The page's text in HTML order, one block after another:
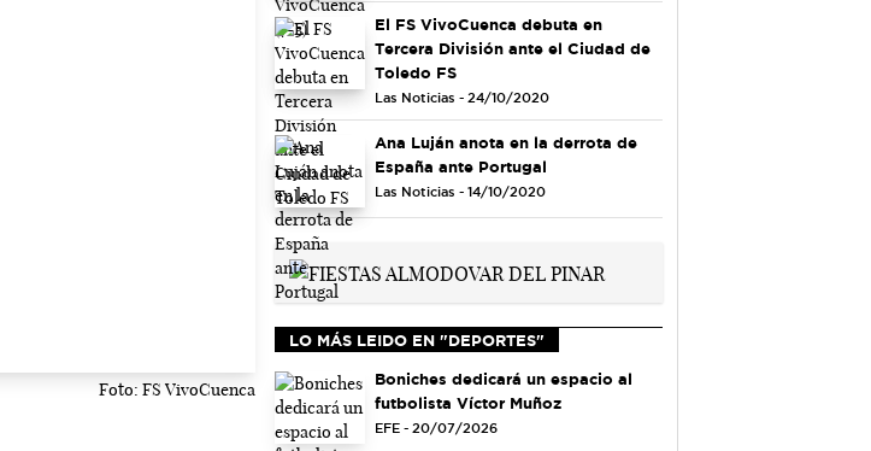
Foto: FS VivoCuenca
El FS VivoCuenca debuta en
Tercera División ante el Ciudad de
Toledo FS
Las Noticias - 24/10/2020
Ana Luján anota en la derrota de
España ante Portugal
Las Noticias - 14/10/2020
LO MÁS LEIDO EN "DEPORTES"
Boniches dedicará un espacio al
futbolista Víctor Muñoz
EFE - 20/07/2026